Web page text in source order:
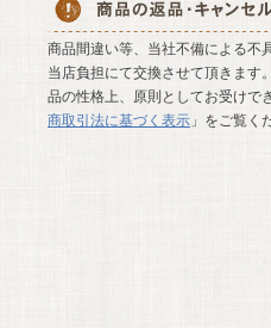
商品間違い等、当社不備による不
当店負担にて交換させて頂きます
品の性格上、原則としてお受けで
商取引法に基づく表示 」をご覧く